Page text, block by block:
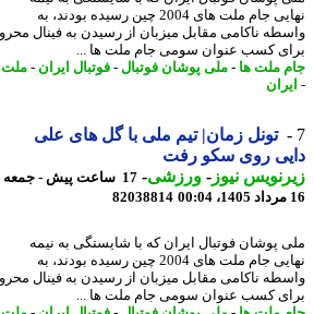
نهایی جام ملت های 2004 چین رسیده بودند، به
کسب عنوان سومی جام ملت ها ...
ملت ها- ملی پوشان فوتبال-فوتبال ایران - ملت ها-
تونل زمان| تیم ملی با گل های علی
روی سکو رفت
نیوز-ورزشی-
17 ساعت پیش - جمعه
82038814
پوشان فوتبال ایران که با شایستگی به نیمه
نهایی جام ملت های 2004 چین رسیده بودند، به
کسب عنوان سومی جام ملت ها ...